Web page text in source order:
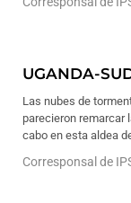
UGANDA-
Las nubes de
parecieron remarcar
cabo en esta aldea
Corresponsal de